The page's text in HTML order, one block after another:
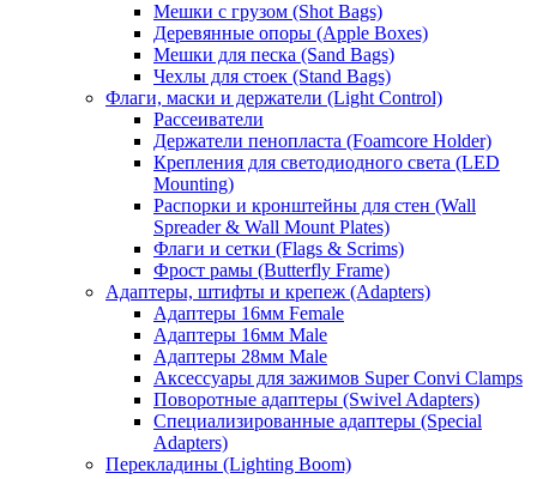
Мешки с грузом (Shot Bags)
Деревянные опоры (Apple Boxes)
Мешки для песка (Sand Bags)
Чехлы для стоек (Stand Bags)
Флаги, маски и держатели (Light Control)
Рассеиватели
Держатели пенопласта (Foamcore Holder)
Крепления для светодиодного света (LED
Mounting)
Распорки и кронштейны для стен (Wall
Spreader & Wall Mount Plates)
Флаги и сетки (Flags & Scrims)
Фрост рамы (Butterfly Frame)
Адаптеры, штифты и крепеж (Adapters)
Адаптеры 16мм Female
Адаптеры 16мм Male
Адаптеры 28мм Male
Аксессуары для зажимов Super Convi Clamps
Поворотные адаптеры (Swivel Adapters)
Специализированные адаптеры (Special
Adapters)
Перекладины (Lighting Boom)